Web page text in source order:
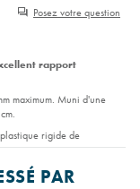
Posez votre question
rapport
maximum. Muni d'une
rigide de
PAR